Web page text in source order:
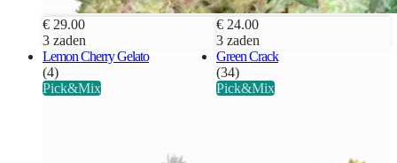
€ 29.00
3 zaden
€ 24.00
3 zaden
Lemon Cherry Gelato
(4)
Pick&Mix
Green Crack
(34)
Pick&Mix